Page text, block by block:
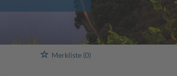
Merkliste (0)